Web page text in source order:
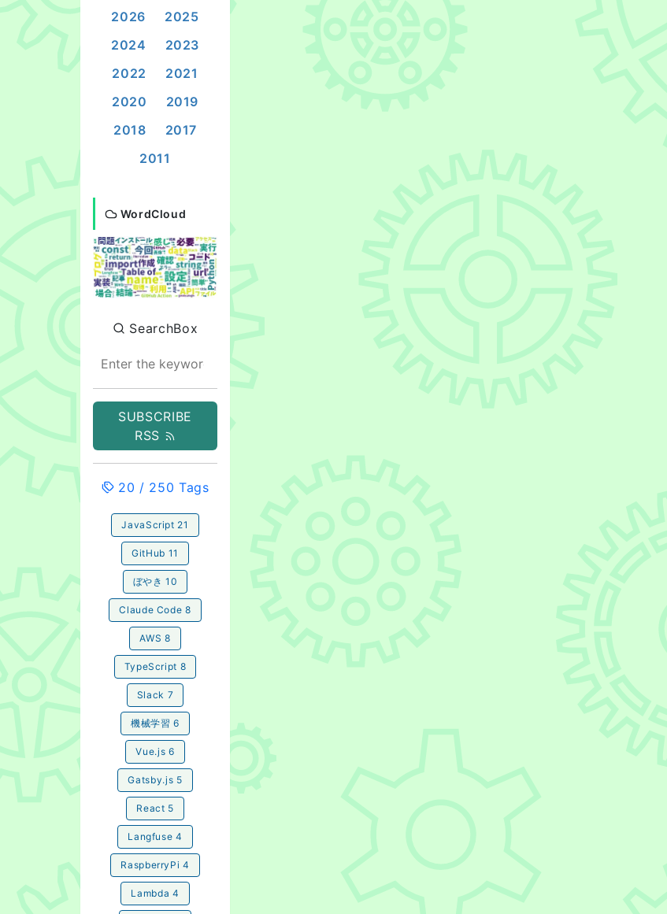
2026
2025
2024
2023
2022
2021
2020
2019
2018
2017
2011
WordCloud
SearchBox
SUBSCRIBE
RSS
20 / 250 Tags
JavaScript 21
GitHub 11
ぼやき 10
Claude Code 8
AWS 8
TypeScript 8
Slack 7
機械学習 6
Vue.js 6
Gatsby.js 5
React 5
Langfuse 4
RaspberryPi 4
Lambda 4